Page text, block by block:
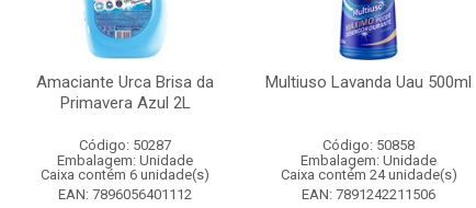
Amaciante Urca Brisa da
Primavera Azul 2L
Código: 50287
Embalagem: Unidade
Caixa contém 6 unidade(s)
EAN: 7896056401112
Multiuso Lavanda Uau 500ml
Código: 50858
Embalagem: Unidade
Caixa contém 24 unidade(s)
EAN: 7891242211506